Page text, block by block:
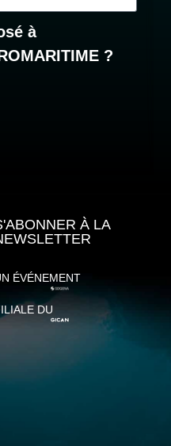
à
?
À LA
ÉVÉNEMENT
DU